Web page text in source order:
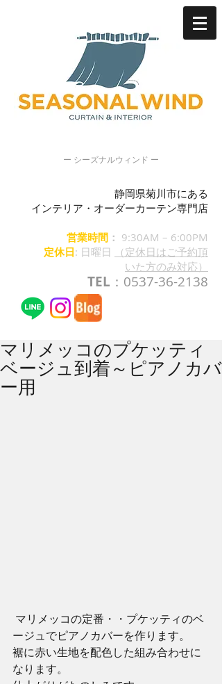
ー シーズナルウィンド ー
静岡県菊川市にある
インテリア・オーダーカーテン専門店
営業時間 ： 9:30AM – 6:00PM
定休日: 日曜日
（定休日はご予約頂
いた方のみ対応）
TEL ：0537-36-2138
マリメッコのプケッティ
ベージュ到着～ピアノカバ
ー用
ージュでピアノカバーを作ります。
裾に赤い生地を配色した組み合わせに
なります。